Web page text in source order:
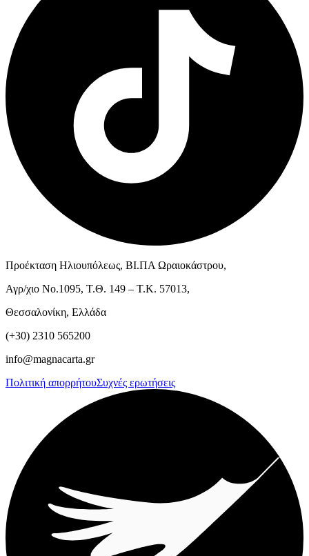
Προέκταση Ηλιουπόλεως, ΒΙ.ΠΑ Ωραιοκάστρου,
Αγρ/χιο Νο.1095, Τ.Θ. 149 – Τ.Κ. 57013,
Θεσσαλονίκη, Ελλάδα
(+30) 2310 565200
info@magnacarta.gr
Πολιτική απορρήτουΣυχνές ερωτήσεις